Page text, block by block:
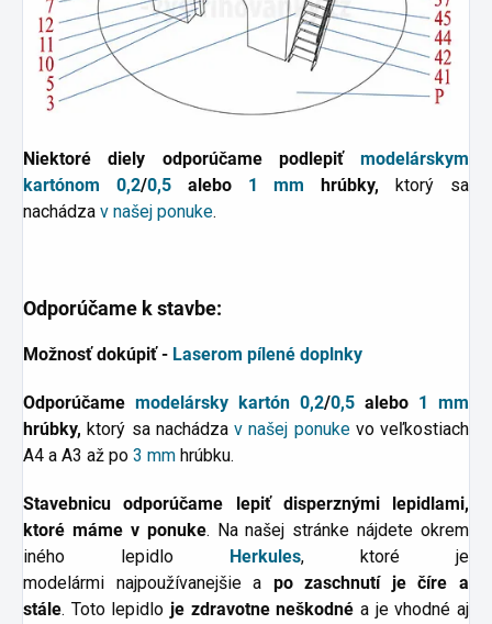
Niektoré diely odporúčame podlepiť modelárskym
kartónom
0,2/0,5alebo 1 mm hrúbky,ktorý sa
nachádza v našej ponuke.
Odporúčame k stavbe:
Možnosť dokúpiť - Laserom pílené doplnky
Odporúčame modelársky kartón 0,2/0,5 alebo 1 mm
hrúbky,ktorý sa nachádza v našej ponukevo veľkostiach
A4 a A3 až po 3 mm hrúbku.
Stavebnicuodporúčame lepiť disperznými lepidlami,
ktoré máme v ponuke. Na našej stránke nájdete okrem
iného lepidlo Herkules, ktoré je
modelármi najpoužívanejšie a po zaschnutí je číre a
stále. Toto lepidlo je zdravotne neškodné a je vhodné aj